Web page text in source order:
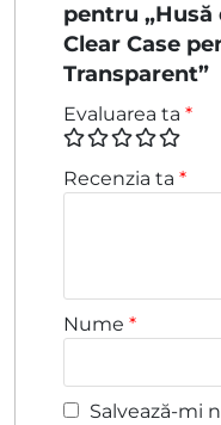
pentru
Clear Case
Transparent”
Evaluarea ta *
Recenzia ta *
Nume *
Salvează-mi